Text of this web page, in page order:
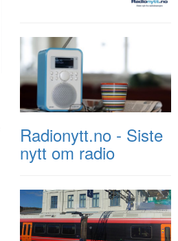
Radionytt.no - Siste
nytt om radio